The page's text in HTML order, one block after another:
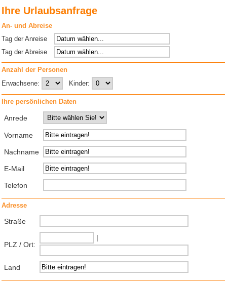
Ihre Urlaubsanfrage
An- und Abreise
Tag der Anreise
Tag der Abreise
Anzahl der Personen
Erwachsene:
Kinder:
Ihre persönlichen Daten
Anrede
Vorname
Nachname
E-Mail
Telefon
Adresse
Straße
PLZ / Ort:
|
Land